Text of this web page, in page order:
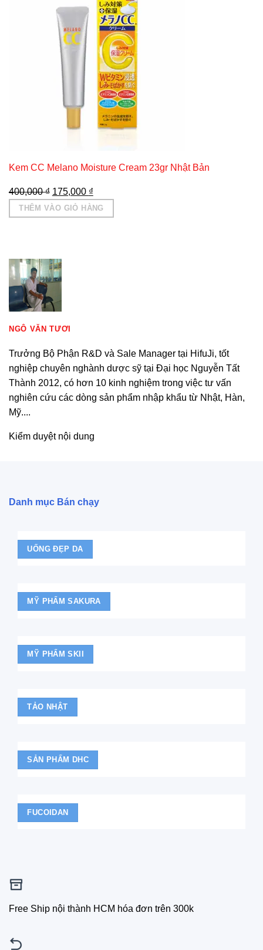
Kem CC Melano Moisture Cream 23gr Nhật Bản
400,000₫ Giá
gốc
là:
175,000 ₫Giá
hiện
tại
THÊM VÀO GIỎ HÀNG
NGÔ VĂN TƯƠI
Trưởng Bộ Phận R&D và Sale Manager tại HifuJi, tốt
nghiệp chuyên nghành dược sỹ tại Đại học Nguyễn Tất
Thành 2012, có hơn 10 kinh nghiệm trong việc tư vấn
nghiên cứu các dòng sản phẩm nhập khẩu từ Nhật, Hàn,
Mỹ....
Kiểm duyệt nội dung
Danh mục Bán chạy
UỐNG ĐẸP DA
MỸ PHẨM SAKURA
MỸ PHẨM SKII
TẢO NHẬT
SẢN PHẨM DHC
FUCOIDAN
Free Ship nội thành HCM hóa đơn trên 300k